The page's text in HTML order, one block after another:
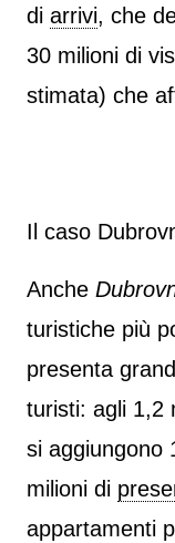
di arrivi, che
30 milioni di
stimata) che
Il caso
Anche
turistiche più
presenta
turisti: agli 1,2
si aggiungono
milioni di
appartamenti